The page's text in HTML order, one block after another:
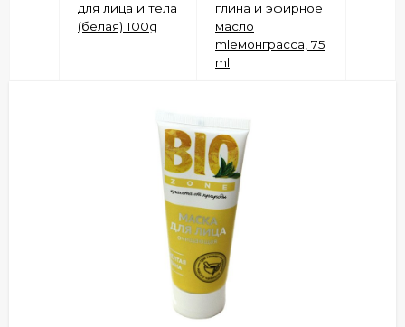
для лица и тела
(белая) 100g
глина и эфирное
масло
mlемонграсса, 75
ml